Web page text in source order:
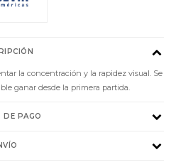
la concentración y la rapidez visual. Se
ganar desde la primera partida.
DE PAGO